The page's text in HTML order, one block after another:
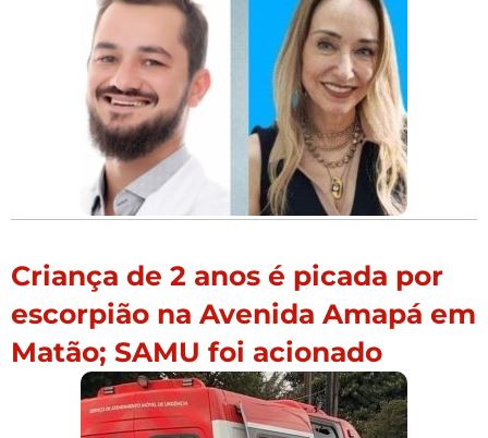
Criança de 2 anos é picada por
escorpião na Avenida Amapá em
Matão; SAMU foi acionado